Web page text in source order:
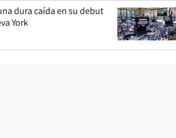
dura caída en su debut
York